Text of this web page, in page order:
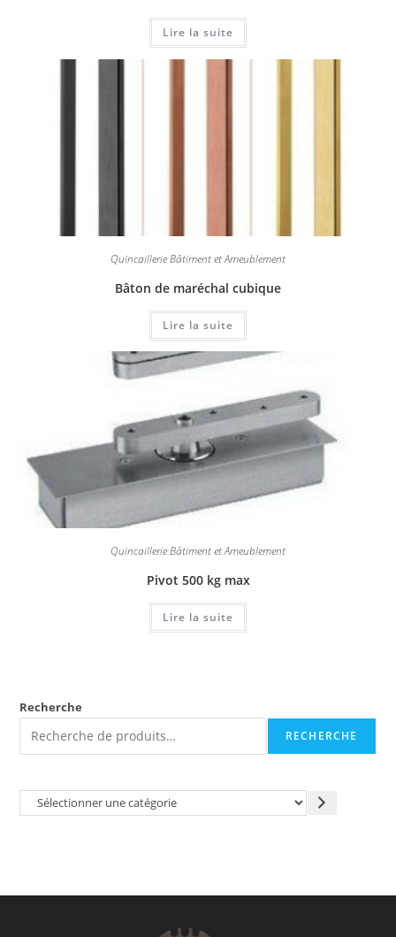
Lire la suite
Quincaillerie Bâtiment et Ameublement
Bâton de maréchal cubique
Lire la suite
Quincaillerie Bâtiment et Ameublement
Pivot 500 kg max
Lire la suite
Recherche
RECHERCHE